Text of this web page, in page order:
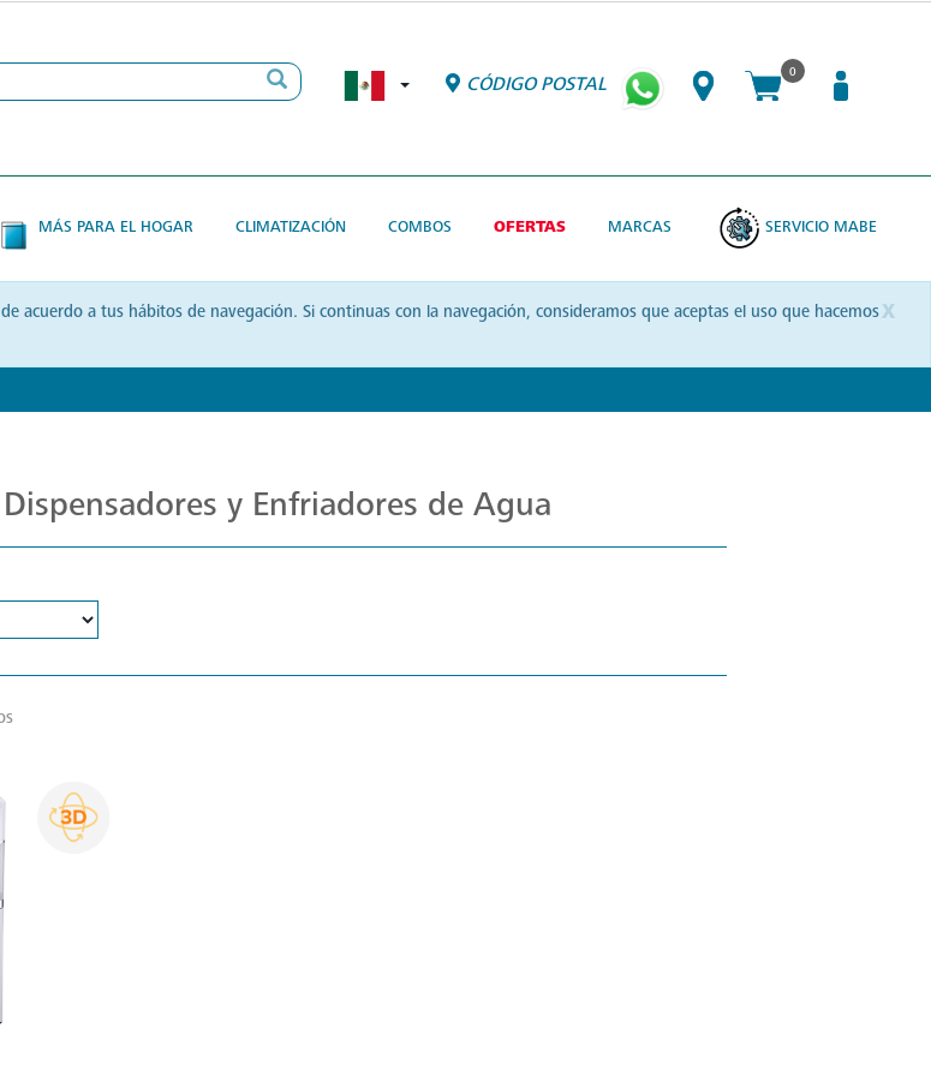
CÓDIGO POSTAL
0
MÁS PARA EL HOGAR CLIMATIZACIÓN COMBOS OFERTAS MARCAS SERVICIO MABE
x
acuerdo a tus hábitos de navegación. Si continuas con la navegación, consideramos que aceptas el uso que hacemos
Dispensadores y Enfriadores de Agua